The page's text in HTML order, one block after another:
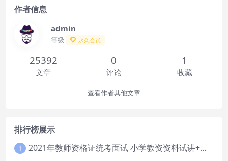
作者信息
admin
等级 永久会员
25392
文章
0
评论
1
收藏
查看作者其他文章
排行榜展示
1 2021年教师资格证统考面试 小学教资资料试讲+答辩